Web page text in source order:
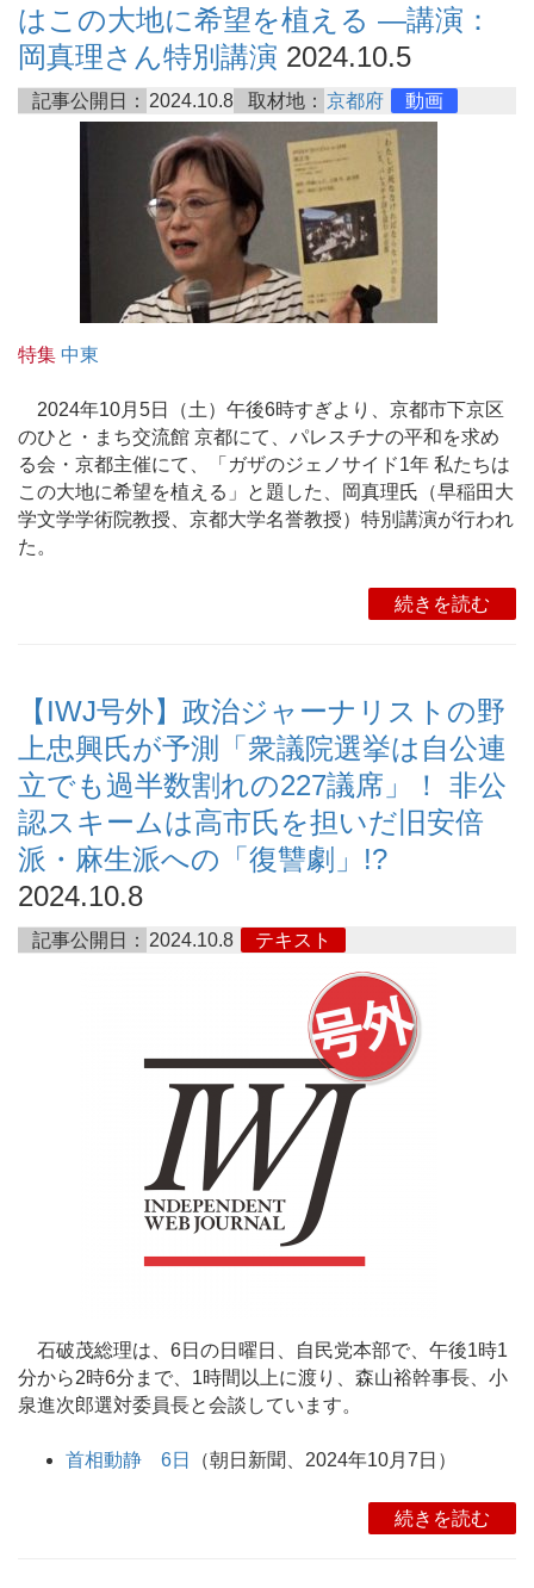
はこの大地に希望を植える ―講演：
岡真理さん特別講演 2024.10.5
記事公開日： 2024.10.8 取材地： 京都府 動画
特集 中東
2024年10月5日（土）午後6時すぎより、京都市下京区
のひと・まち交流館 京都にて、パレスチナの平和を求め
る会・京都主催にて、「ガザのジェノサイド1年 私たちは
この大地に希望を植える」と題した、岡真理氏（早稲田大
学文学学術院教授、京都大学名誉教授）特別講演が行われ
た。
続きを読む
【IWJ号外】政治ジャーナリストの野
上忠興氏が予測「衆議院選挙は自公連
立でも過半数割れの227議席」！ 非公
認スキームは高市氏を担いだ旧安倍
派・麻生派への「復讐劇」!?
2024.10.8
記事公開日： 2024.10.8 テキスト
石破茂総理は、6日の日曜日、自民党本部で、午後1時1
分から2時6分まで、1時間以上に渡り、森山裕幹事長、小
泉進次郎選対委員長と会談しています。
首相動静 6日 （朝日新聞、2024年10月7日）
続きを読む